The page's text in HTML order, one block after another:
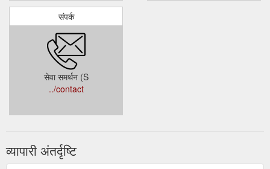
संपर्क
सेवा समर्थन (S
../contact
व्यापारी अंतर्दृष्टि